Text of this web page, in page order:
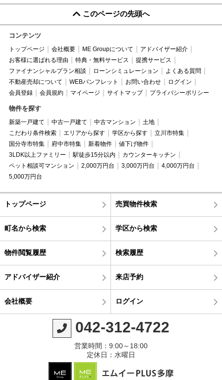
このページの先頭へ
コンテンツ
トップページ 会社概要 ME Groupについて
アドバイザー紹介
お客様に選ばれる理由
特典・無料サービス
提携サービス
ファイナンシャルプラン相談
ローンシミュレーション
よくある質問
不動産売却について
WEBパンフレット お問い合わせ
ログイン
会員登録
会員規約 マイページ サイトマップ プライバシーポリシー
物件を探す
新築一戸建て 中古一戸建て 中古マンション
土地
こだわり条件検索
エリアから探す 学区から探す
立川市特集
国分寺市特集
府中市特集 新着物件
値下げ物件
3LDK以上ファミリー
駅徒歩15分以内
カウンターキッチン
ペット相談可マンション
2,000万円台 3,000万円台
4,000万円台
5,000万円台
トップページ 売買物件検索
町名から検索 学区から検索
物件閲覧履歴 検索履歴
アドバイザー紹介 来店予約
会社概要 ログイン
042-312-4722
営業時間：9:00～18:00
定休日：水曜日